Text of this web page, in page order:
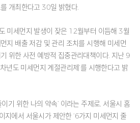
개최한다고 30일 밝혔다.
미세먼지 발생이 잦은 12월부터 이듬해 3월
지 배출 저감 및 관리 조치를 시행해 미세먼
위한 사전 예방적 집중관리대책이다. 지난 9
년도 미세먼지 계절관리제’를 시행한다고 밝
기 위한 나의 약속’ 이라는 주제로, 서울시 홈
지에서 서울시가 제안한 ‘6가지 미세먼지 줄